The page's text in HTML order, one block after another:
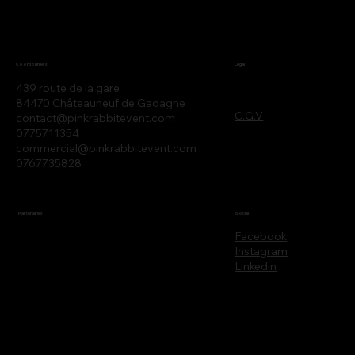
439 route de la gare
84470 Châteauneuf de Gadagne
contact@pinkrabbitevent.com
0775711354
commercial@pinkrabbitevent.com
0767735828
Coordonnées
C.G.V
Legal
Partenaires
Facebook
Instagram
Linkedin
Social